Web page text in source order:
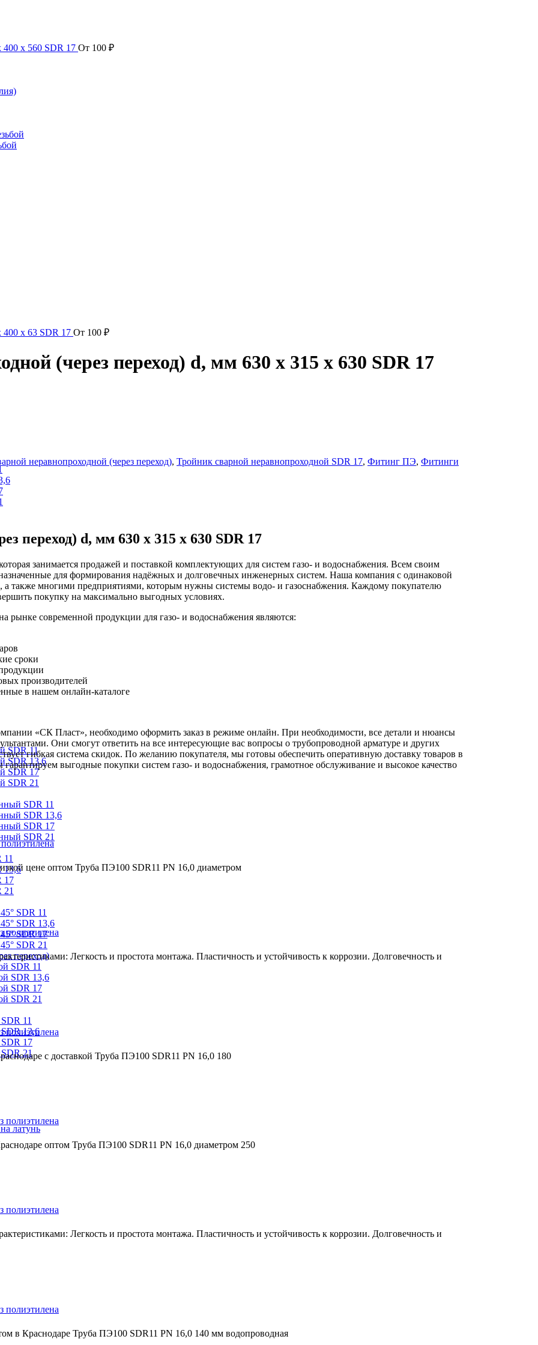
SDR 11
SDR 13,6
SDR 17
SDR 21
SDR 11
SDR 13,6
SDR 17
SDR 21
13,6
17
21
SDR 11
SDR 13,6
SDR 17
SDR 21
переход)
SDR 11
SDR 13,6
SDR 17
SDR 21
11
13,6
17
21
латунь
400 х 560 SDR 17 От 100 ₽
400 х 63 SDR 17 От 100 ₽
(через переход) d, мм 630 х 315 х 630 SDR 17
неравнопроходной (через переход), Тройник сварной неравнопроходной SDR 17, Фитинг ПЭ, Фитинги
переход) d, мм 630 х 315 х 630 SDR 17
занимается продажей и поставкой комплектующих для систем газо- и водоснабжения. Всем своим
для формирования надёжных и долговечных инженерных систем. Наша компания с одинаковой
а также многими предприятиями, которым нужны системы водо- и газоснабжения. Каждому покупателю
покупку на максимально выгодных условиях.
современной продукции для газо- и водоснабжения являются:
сроки
производителей
в нашем онлайн-каталоге
«СК Пласт», необходимо оформить заказ в режиме онлайн. При необходимости, все детали и нюансы
Они смогут ответить на все интересующие вас вопросы о трубопроводной арматуре и других
гибкая система скидок. По желанию покупателя, мы готовы обеспечить оперативную доставку товаров в
выгодные покупки систем газо- и водоснабжения, грамотное обслуживание и высокое качество
цене оптом Труба ПЭ100 SDR11 PN 16,0 диаметром
полиэтилена
Легкость и простота монтажа. Пластичность и устойчивость к коррозии. Долговечность и
полиэтилена
с доставкой Труба ПЭ100 SDR11 PN 16,0 180
полиэтилена
оптом Труба ПЭ100 SDR11 PN 16,0 диаметром 250
полиэтилена
Легкость и простота монтажа. Пластичность и устойчивость к коррозии. Долговечность и
полиэтилена
в Краснодаре Труба ПЭ100 SDR11 PN 16,0 140 мм водопроводная